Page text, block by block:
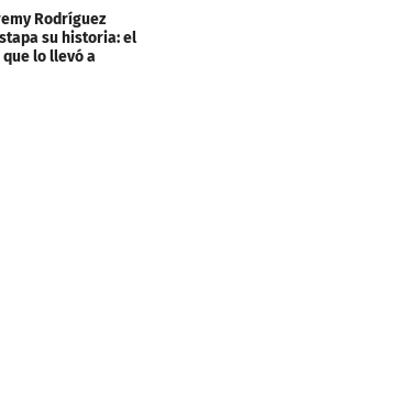
Rodríguez
su historia: el
que lo llevó a